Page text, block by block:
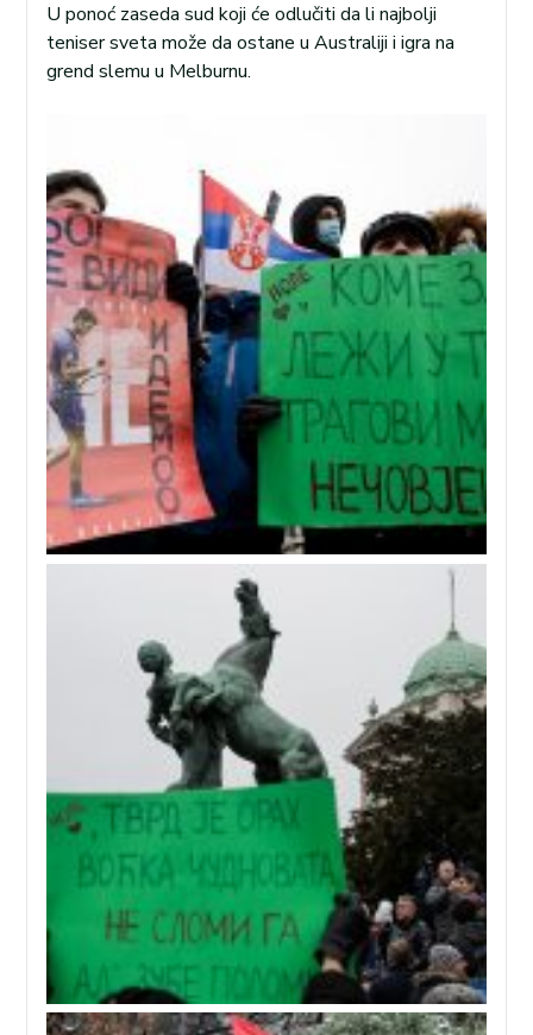
U ponoć zaseda sud koji će odlučiti da li najbolji
teniser sveta može da ostane u Australiji i igra na
grend slemu u Melburnu.